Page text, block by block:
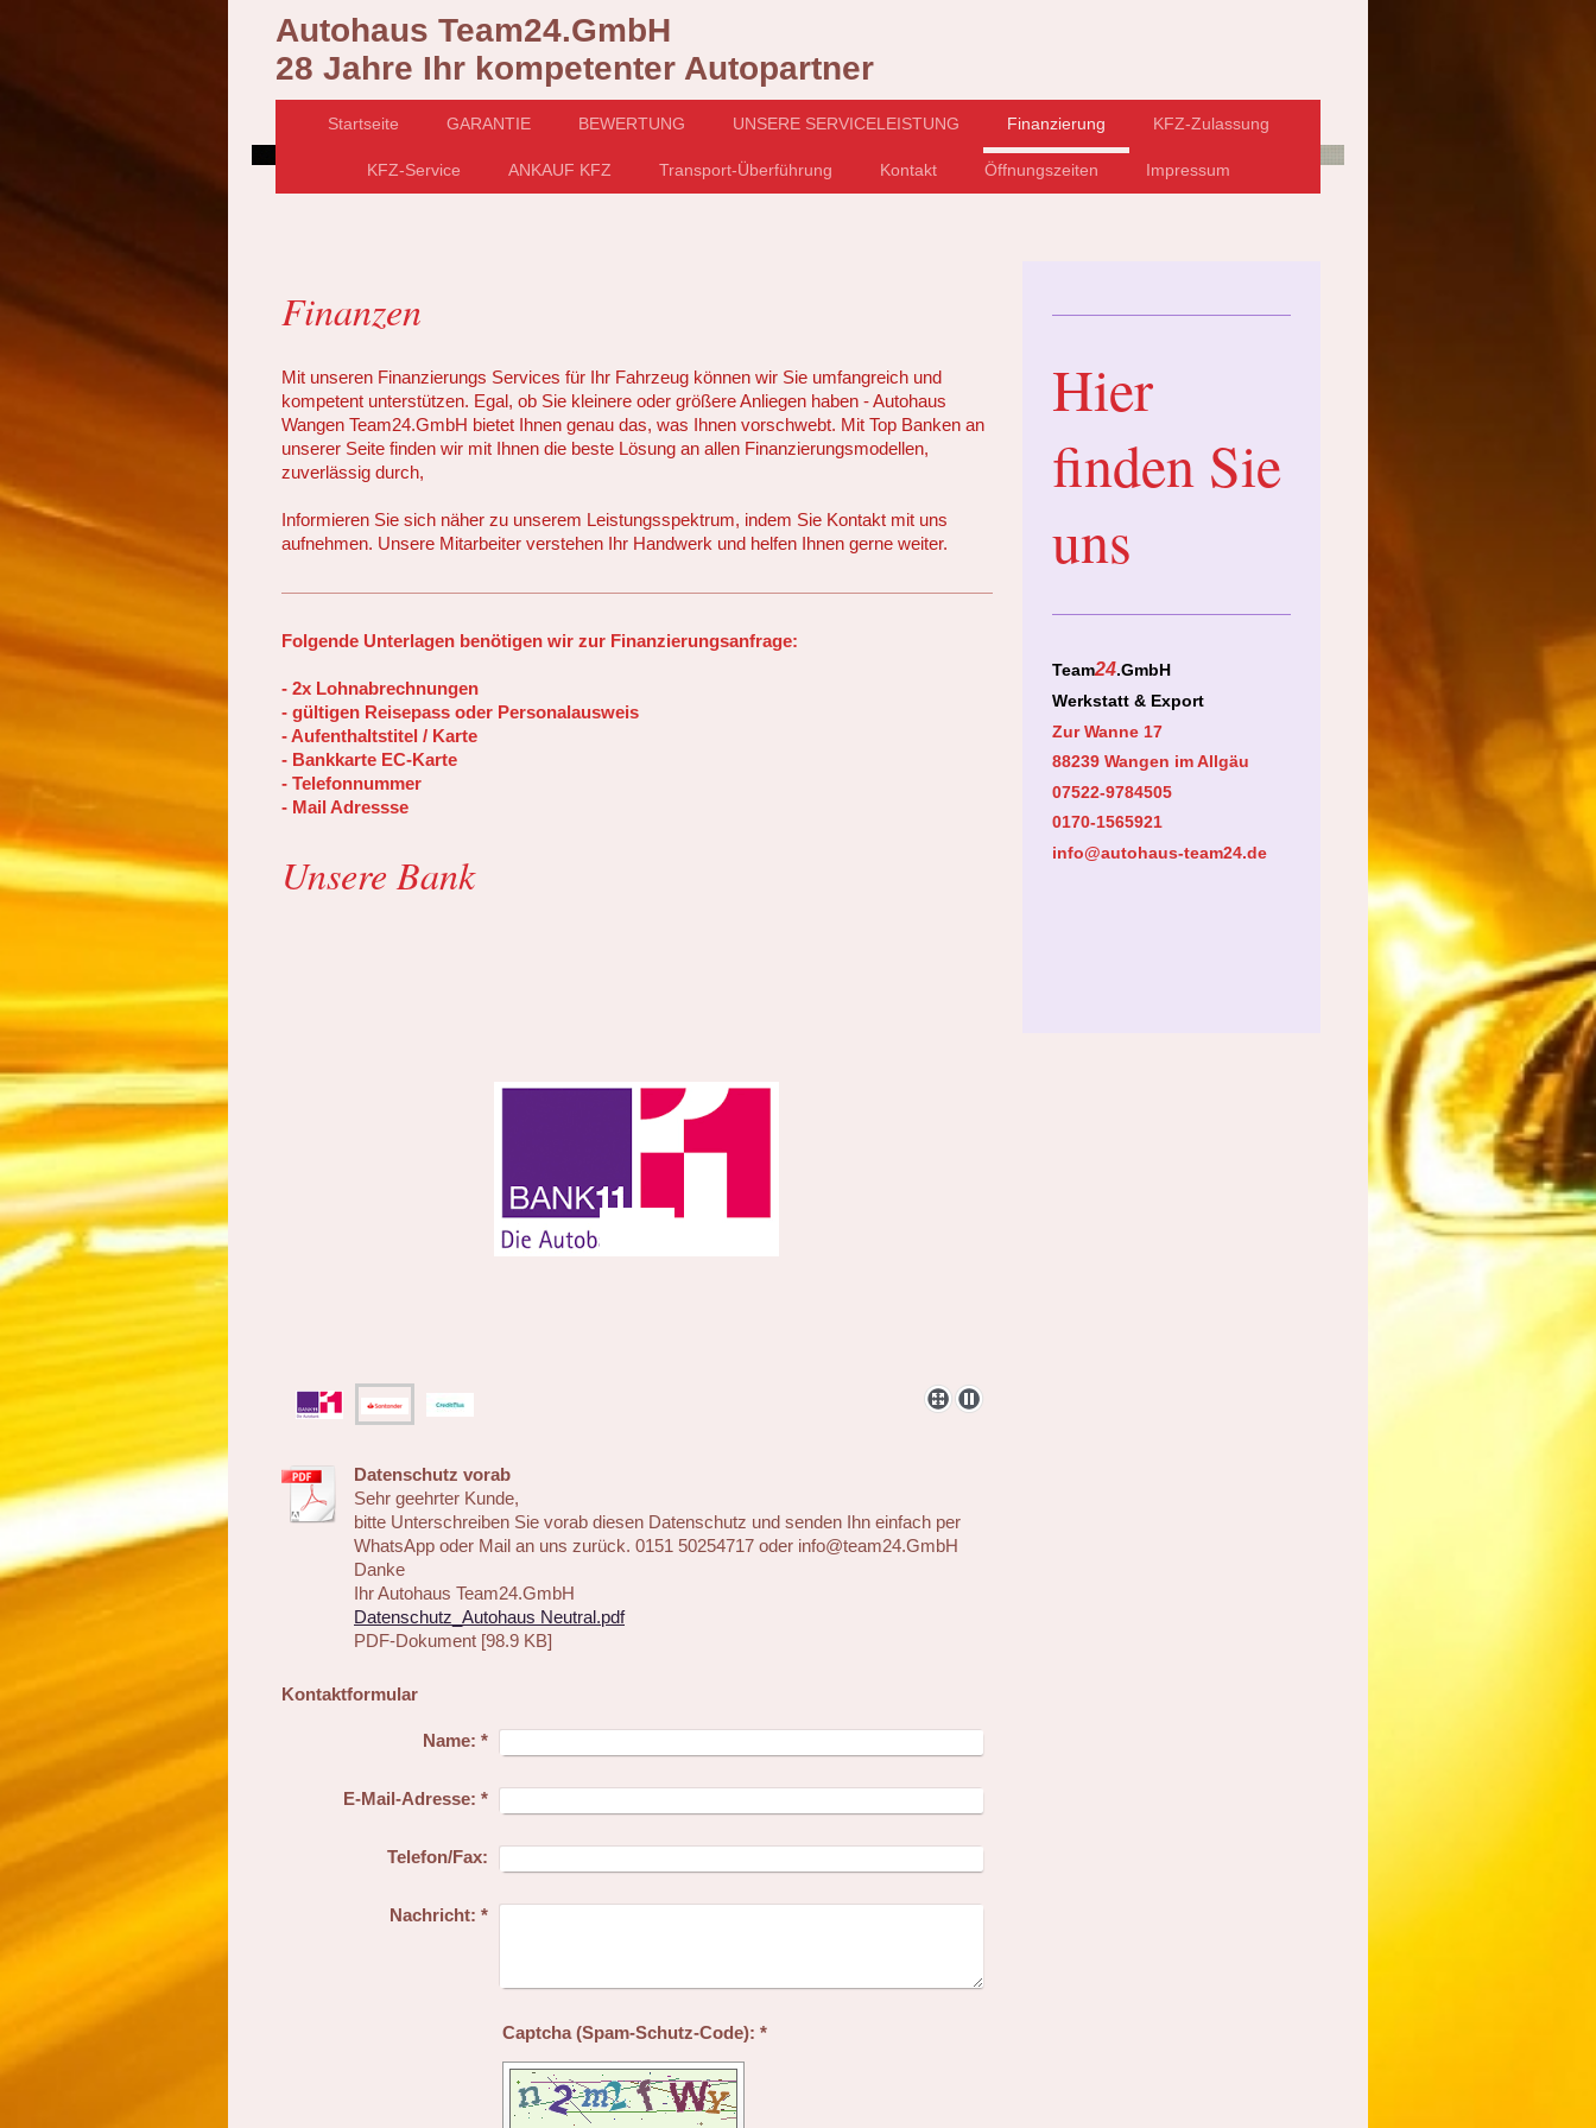
Autohaus Team24.GmbH
28 Jahre Ihr kompetenter Autopartner
Startseite GARANTIE BEWERTUNG UNSERE SERVICELEISTUNG Finanzierung KFZ-Zulassung
KFZ-Service ANKAUF KFZ Transport-Überführung Kontakt Öffnungszeiten Impressum
Finanzen
Mit unseren Finanzierungs Services für Ihr Fahrzeug können wir Sie umfangreich und
kompetent unterstützen. Egal, ob Sie kleinere oder größere Anliegen haben - Autohaus
Wangen Team24.GmbH bietet Ihnen genau das, was Ihnen vorschwebt. Mit Top Banken an
unserer Seite finden wir mit Ihnen die beste Lösung an allen Finanzierungsmodellen,
zuverlässig durch,
Informieren Sie sich näher zu unserem Leistungsspektrum, indem Sie Kontakt mit uns
aufnehmen. Unsere Mitarbeiter verstehen Ihr Handwerk und helfen Ihnen gerne weiter.
Folgende Unterlagen benötigen wir zur Finanzierungsanfrage:
- 2x Lohnabrechnungen
- gültigen Reisepass oder Personalausweis
- Aufenthaltstitel / Karte
- Bankkarte EC-Karte
- Telefonnummer
- Mail Adressse
Unsere Bank
Datenschutz vorab
Sehr geehrter Kunde,
bitte Unterschreiben Sie vorab diesen Datenschutz und senden Ihn einfach per
WhatsApp oder Mail an uns zurück. 0151 50254717 oder info@team24.GmbH
Danke
Ihr Autohaus Team24.GmbH
Datenschutz_Autohaus Neutral.pdf
PDF-Dokument [98.9 KB]
Kontaktformular
Name: *
E-Mail-Adresse: *
Telefon/Fax:
Nachricht: *
Captcha (Spam-Schutz-Code): *
Hier
finden Sie
uns
Team24.GmbH
Werkstatt & Export
Zur Wanne 17
88239 Wangen im Allgäu
07522-9784505
0170-1565921
info@autohaus-team24.de